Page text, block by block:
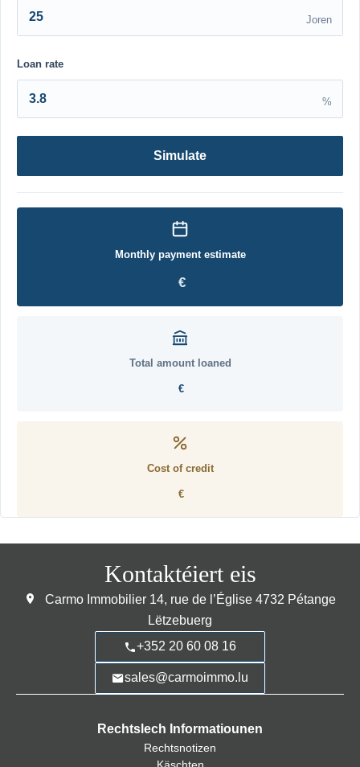
Joren
Loan rate
%
Simulate
Monthly payment estimate
€
Total amount loaned
€
Cost of credit
€
Kontaktéiert eis
Carmo Immobilier 14, rue de l’Église 4732 Pétange
Lëtzebuerg
+352 20 60 08 16
sales@carmoimmo.lu
Rechtslech Informatiounen
Rechtsnotizen
Käschten